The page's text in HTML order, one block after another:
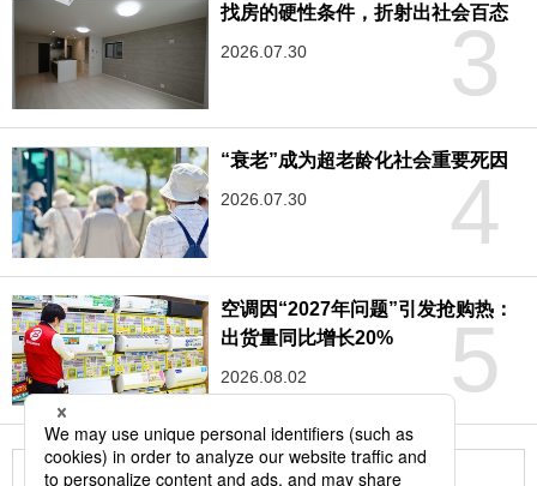
3
找房的硬性条件，折射出社会百态
2026.07.30
4
“衰老”成为超老龄化社会重要死因
2026.07.30
5
空调因“2027年问题”引发抢购热：
出货量同比增长20%
2026.08.02